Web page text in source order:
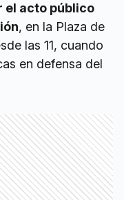
el acto público
, en la Plaza de
las 11, cuando
en defensa del